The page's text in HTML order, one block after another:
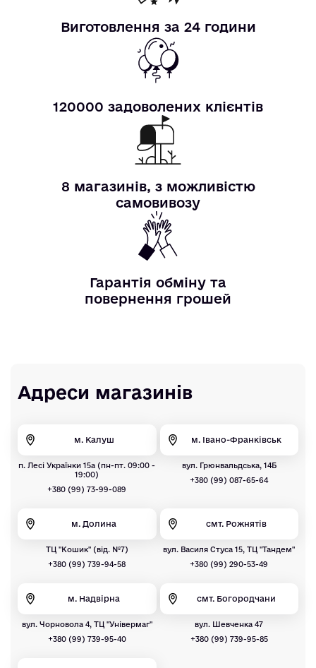
Виготовлення за 24 години
120000 задоволених клієнтів
8 магазинів, з можливістю
самовивозу
Гарантія обміну та
повернення грошей
Адреси магазинів
м. Калуш
п. Лесі Українки 15а (пн-пт. 09:00 -
19:00)
+380 (99) 73-99-089
м. Івано-Франківськ
вул. Грюнвальдська, 14Б
+380 (99) 087-65-64
м. Долина
ТЦ "Кошик" (від. №7)
+380 (99) 739-94-58
смт. Рожнятів
вул. Василя Стуса 15, ТЦ "Тандем"
+380 (99) 290-53-49
м. Надвірна
вул. Чорновола 4, ТЦ "Універмаг"
+380 (99) 739-95-40
смт. Богородчани
вул. Шевченка 47
+380 (99) 739-95-85